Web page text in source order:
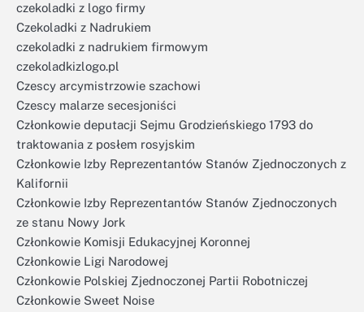
czekoladki z logo firmy
Czekoladki z Nadrukiem
czekoladki z nadrukiem firmowym
czekoladkizlogo.pl
Czescy arcymistrzowie szachowi
Czescy malarze secesjoniści
Członkowie deputacji Sejmu Grodzieńskiego 1793 do
traktowania z posłem rosyjskim
Członkowie Izby Reprezentantów Stanów Zjednoczonych z
Kalifornii
Członkowie Izby Reprezentantów Stanów Zjednoczonych
ze stanu Nowy Jork
Członkowie Komisji Edukacyjnej Koronnej
Członkowie Ligi Narodowej
Członkowie Polskiej Zjednoczonej Partii Robotniczej
Członkowie Sweet Noise